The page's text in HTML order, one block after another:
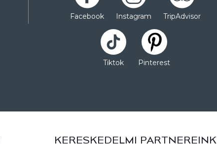
Facebook Instagram TripAdvisor
Tiktok Pinterest
KERESKEDELMI PARTNEREINK